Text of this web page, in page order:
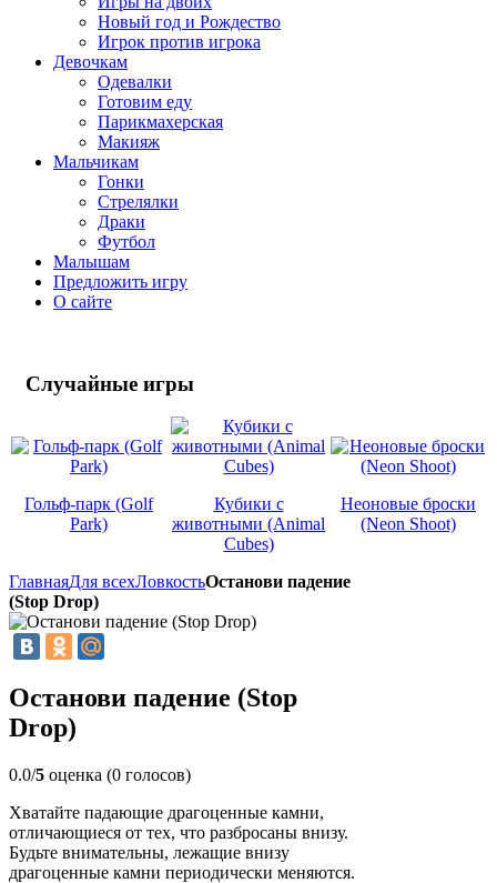
Новый год и Рождество
Игрок против игрока
Девочкам
Одевалки
Готовим еду
Парикмахерская
Макияж
Мальчикам
Гонки
Стрелялки
Драки
Футбол
Малышам
Предложить игру
О сайте
Случайные игры
Гольф-парк (Golf
Park)
Кубики с
животными (Animal
Cubes)
Неоновые броски
(Neon Shoot)
ГлавнаяДля всехЛовкостьОстанови падение
(Stop Drop)
Останови падение (Stop
Drop)
0.0/5 оценка (0 голосов)
Хватайте падающие драгоценные камни,
отличающиеся от тех, что разбросаны внизу.
Будьте внимательны, лежащие внизу
драгоценные камни периодически меняются.